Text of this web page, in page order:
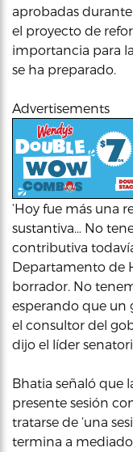
aprobadas
el proyecto de
importancia para
se ha preparado.
Advertisements
‘Hoy fue más una
sustantiva… No
contributiva
Departamento de
borrador. No
esperando que un
el consultor del
dijo el líder
Bhatia señaló que
presente sesión
tratarse de ‘una
termina a